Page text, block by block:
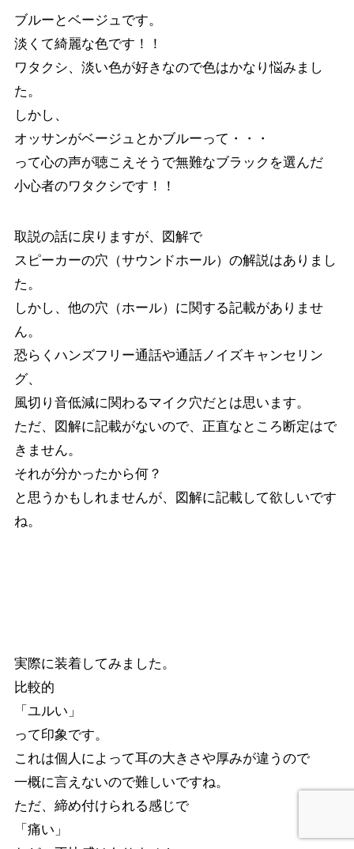
ブルーとベージュです。
淡くて綺麗な色です！！
ワタクシ、淡い色が好きなので色はかなり悩みまし
た。
しかし、
オッサンがベージュとかブルーって・・・
って心の声が聴こえそうで無難なブラックを選んだ
小心者のワタクシです！！
取説の話に戻りますが、図解で
スピーカーの穴（サウンドホール）の解説はありまし
た。
しかし、他の穴（ホール）に関する記載がありませ
ん。
恐らくハンズフリー通話や通話ノイズキャンセリン
グ、
風切り音低減に関わるマイク穴だとは思います。
ただ、図解に記載がないので、正直なところ断定はで
きません。
それが分かったから何？
と思うかもしれませんが、図解に記載して欲しいです
ね。
実際に装着してみました。
比較的
「ユルい」
って印象です。
これは個人によって耳の大きさや厚みが違うので
一概に言えないので難しいですね。
ただ、締め付けられる感じで
「痛い」